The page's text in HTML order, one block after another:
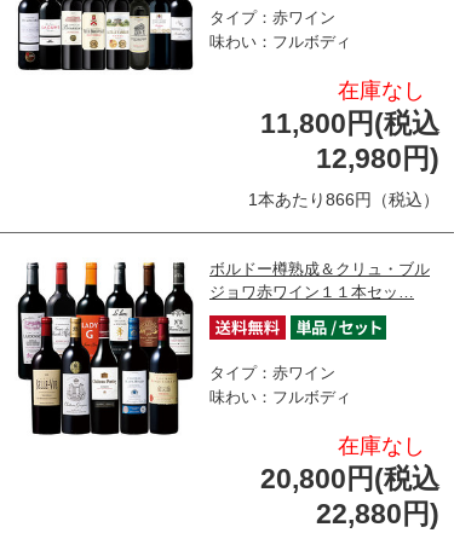
タイプ：赤ワイン
味わい：フルボディ
在庫なし
11,800円(税込
12,980円)
1本あたり866円（税込）
ボルドー樽熟成＆クリュ・ブル
ジョワ赤ワイン１１本セッ…
タイプ：赤ワイン
味わい：フルボディ
在庫なし
20,800円(税込
22,880円)